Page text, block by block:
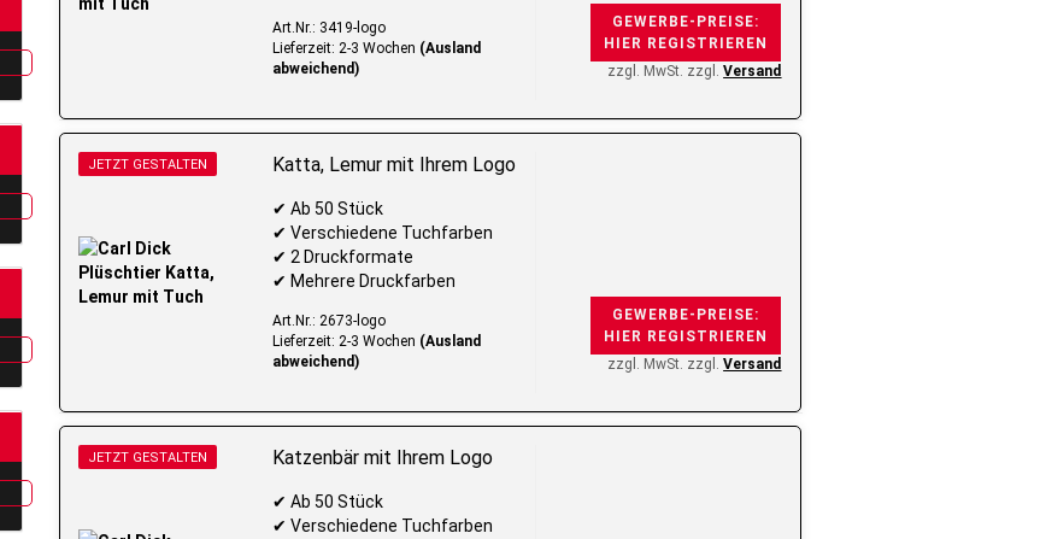
Art.Nr.: 3419-logo
Lieferzeit: 2-3 Wochen (Ausland
abweichend)
GEWERBE-PREISE:
HIER REGISTRIEREN
zzgl. MwSt. zzgl.Versand
JETZT GESTALTEN Katta, Lemur mit Ihrem Logo
✔ Ab 50 Stück
✔ Verschiedene Tuchfarben
✔ 2 Druckformate
✔ Mehrere Druckfarben
Art.Nr.: 2673-logo
Lieferzeit: 2-3 Wochen (Ausland
abweichend)
GEWERBE-PREISE:
HIER REGISTRIEREN
zzgl. MwSt. zzgl.Versand
JETZT GESTALTEN Katzenbär mit Ihrem Logo
✔ Ab 50 Stück
✔ Verschiedene Tuchfarben